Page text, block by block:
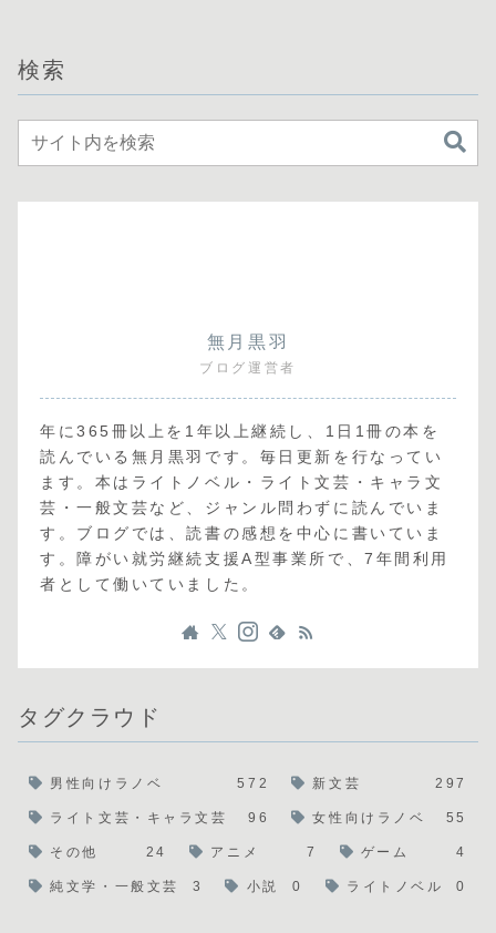
検索
無月黒羽
ブログ運営者
年に365冊以上を1年以上継続し、1日1冊の本を
読んでいる無月黒羽です。毎日更新を行なってい
ます。本はライトノベル・ライト文芸・キャラ文
芸・一般文芸など、ジャンル問わずに読んでいま
す。ブログでは、読書の感想を中心に書いていま
す。障がい就労継続支援A型事業所で、7年間利用
者として働いていました。
タグクラウド
男性向けラノベ 572 新文芸 297
ライト文芸・キャラ文芸 96 女性向けラノベ 55
その他 24 アニメ 7 ゲーム 4
純文学・一般文芸 3 小説 0 ライトノベル 0